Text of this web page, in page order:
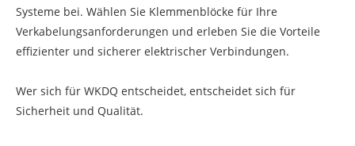
Systeme bei. Wählen Sie Klemmenblöcke für Ihre
Verkabelungsanforderungen und erleben Sie die Vorteile
effizienter und sicherer elektrischer Verbindungen.
Wer sich für WKDQ entscheidet, entscheidet sich für
Sicherheit und Qualität.